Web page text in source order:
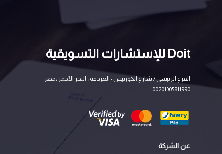
Doit للإستشارات التسويقية
الفرع الرئيسي / شارع الكورنيش - الغردقة ، البحر الأحمر ، مصر
00201005811990
عن الشركة